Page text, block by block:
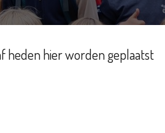
heden hier worden geplaatst